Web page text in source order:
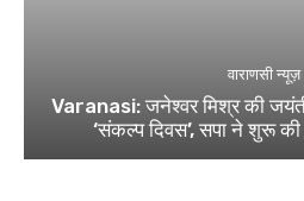
वाराणसी न्यूज़
Varanasi: जनेश्वर मिश्र की
‘संकल्प दिवस’, सपा ने शुरू की